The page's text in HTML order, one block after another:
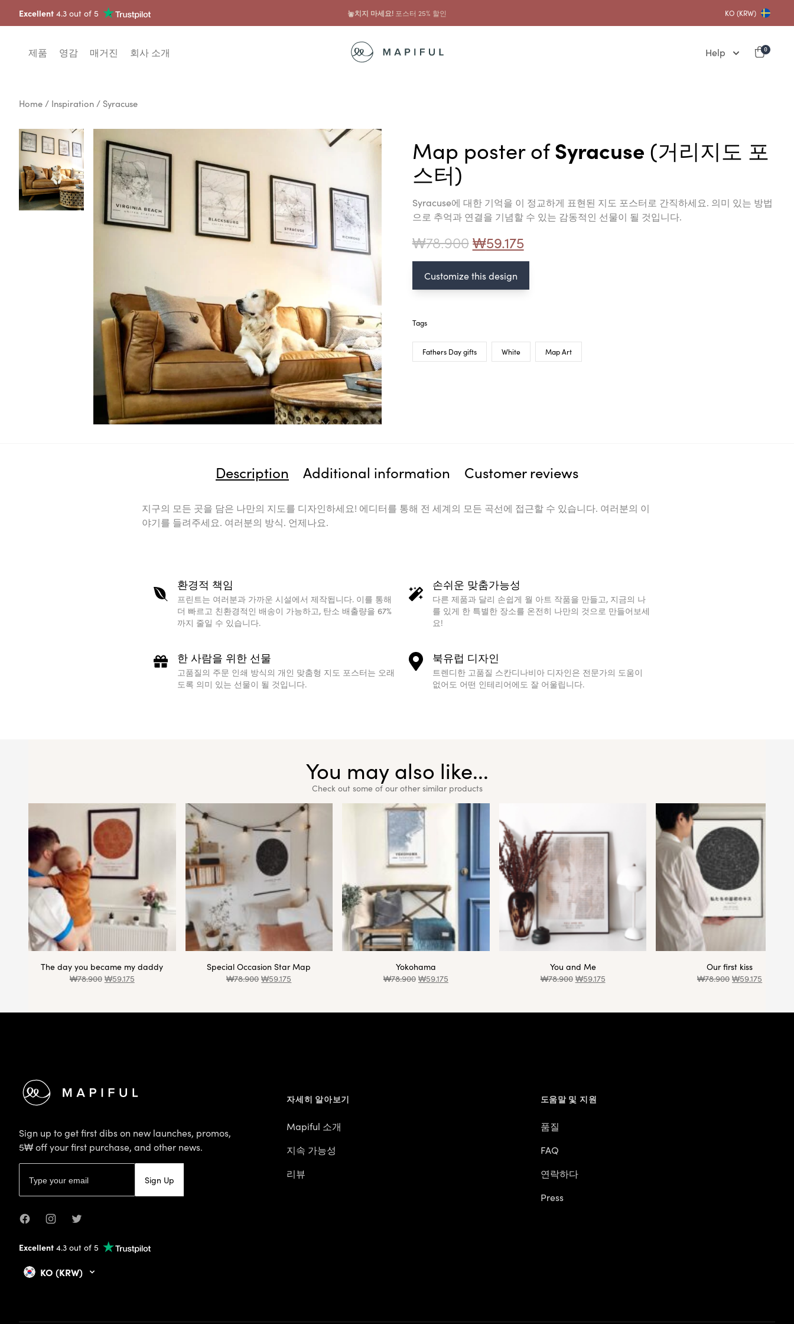
Excellent 4.3 out of 5 ...그리고 그것과 함께프레임 10% 할인 KO (KRW)
제품 영감 매거진 회사 소개 Help 0
Home / Inspiration / Syracuse
Map poster ofSyracuse (거리지도 포
스터)
Syracuse에 대한 기억을 이 정교하게 표현된 지도 포스터로 간직하세요. 의미 있는 방법
으로 추억과 연결을 기념할 수 있는 감동적인 선물이 될 것입니다.
₩78.900₩59.175
Customize this design
Tags
Fathers Day gifts White Map Art
Description Additional information Customer reviews
지구의 모든 곳을 담은 나만의 지도를 디자인하세요! 에디터를 통해 전 세계의 모든 곡선에 접근할 수 있습니다. 여러분의 이
야기를 들려주세요. 여러분의 방식. 언제나요.
환경적 책임
프린트는 여러분과 가까운 시설에서 제작됩니다. 이를 통해
더 빠르고 친환경적인 배송이 가능하고, 탄소 배출량을 67%
까지 줄일 수 있습니다.
손쉬운 맞춤가능성
다른 제품과 달리 손쉽게 월 아트 작품을 만들고, 지금의 나
를 있게 한 특별한 장소를 온전히 나만의 것으로 만들어보세
요!
한 사람을 위한 선물
고품질의 주문 인쇄 방식의 개인 맞춤형 지도 포스터는 오래
도록 의미 있는 선물이 될 것입니다.
북유럽 디자인
트렌디한 고품질 스칸디나비아 디자인은 전문가의 도움이
없어도 어떤 인테리어에도 잘 어울립니다.
You may also like...
Check out some of our other similar products
The day you became my daddy
₩78.900 ₩59.175
Special Occasion Star Map
₩78.900 ₩59.175
Yokohama
₩78.900 ₩59.175
You and Me
₩78.900 ₩59.175
Our first kiss
₩78.900 ₩59.175
Sign up to get first dibs on new launches, promos,
5₩ off your first purchase, and other news.
Sign Up
FacebookInstagramTwitter
Excellent 4.3 out of 5
KO (KRW)
자세히 알아보기
Mapiful 소개
지속 가능성
리뷰
도움말 및 지원
품질
FAQ
연락하다
Press